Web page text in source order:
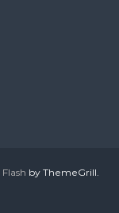
Flash by ThemeGrill.